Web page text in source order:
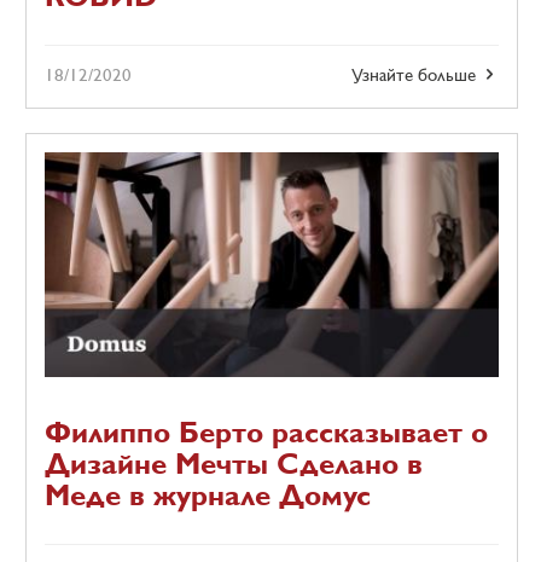
Узнайте больше
18/12/2020
Филиппо Берто рассказывает о
Дизайне Мечты Сделано в
Меде в журнале Домус